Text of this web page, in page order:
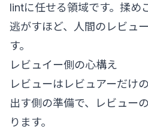
lintに任せる領域です。揉め
逃がすほど、人間のレビュ
す。
レビュイー側の心構え
レビューはレビュアーだけ
出す側の準備で、レビュー
ります。